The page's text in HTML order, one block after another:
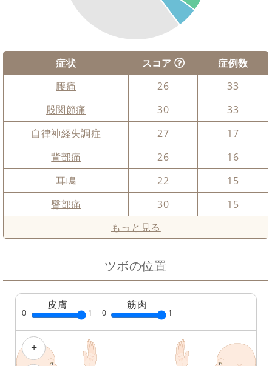
症状 スコア
症例数
腰痛
26
33
股関節痛
30
33
自律神経失調症
27
17
背部痛
26
16
耳鳴
22
15
臀部痛
30
15
もっと見る
ツボの位置
皮膚 筋肉